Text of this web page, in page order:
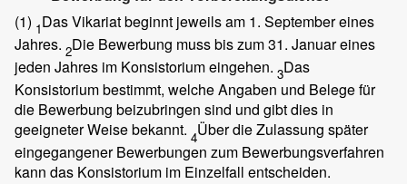
(1) 1Das Vikariat beginnt jeweils am 1. September eines
Jahres. 2Die Bewerbung muss bis zum 31. Januar eines
jeden Jahres im Konsistorium eingehen. 3Das
Konsistorium bestimmt, welche Angaben und Belege für
die Bewerbung beizubringen sind und gibt dies in
geeigneter Weise bekannt. 4Über die Zulassung später
eingegangener Bewerbungen zum Bewerbungsverfahren
kann das Konsistorium im Einzelfall entscheiden.